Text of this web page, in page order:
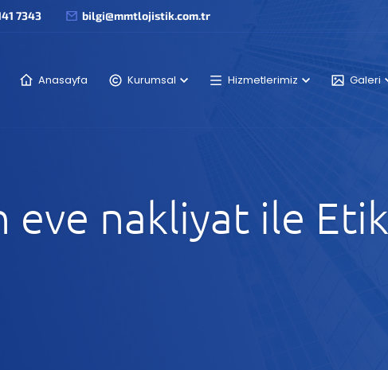
7343 bilgi@mmtlojistik.com.tr
Anasayfa Kurumsal Hizmetlerimiz Galeri
eve nakliyat ile